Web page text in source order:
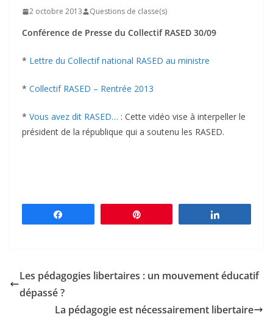
2 octobre 2013 Questions de classe(s)
Conférence de Presse du Collectif RASED 30/09
* Lettre du Collectif national RASED au ministre
* Collectif RASED – Rentrée 2013
* Vous avez dit RASED… : Cette vidéo vise à interpeller le
président de la république qui a soutenu les RASED.
Les pédagogies libertaires : un mouvement éducatif
dépassé ?
La pédagogie est nécessairement libertaire